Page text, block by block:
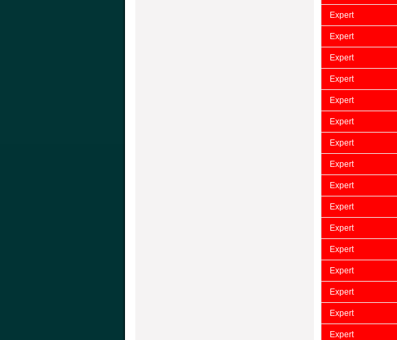
Expert
Expert
Expert
Expert
Expert
Expert
Expert
Expert
Expert
Expert
Expert
Expert
Expert
Expert
Expert
Expert